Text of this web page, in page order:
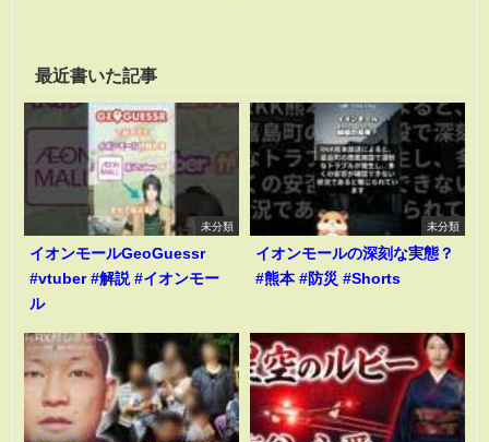
最近書いた記事
未分類
イオンモールGeoGuessr
#vtuber #解説 #イオンモー
ル
未分類
イオンモールの深刻な実態？
#熊本 #防災 #Shorts